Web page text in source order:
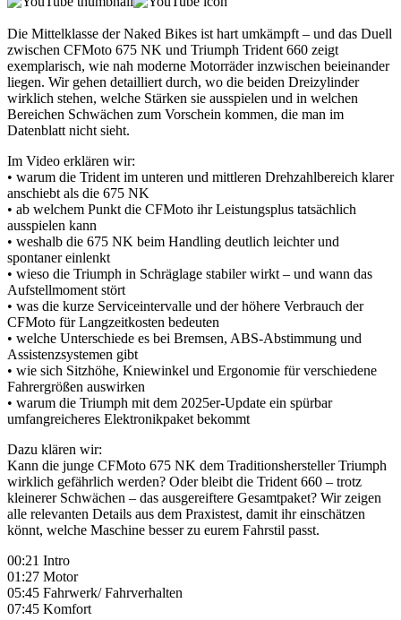
Die Mittelklasse der Naked Bikes ist hart umkämpft – und das Duell
zwischen CFMoto 675 NK und Triumph Trident 660 zeigt
exemplarisch, wie nah moderne Motorräder inzwischen beieinander
liegen. Wir gehen detailliert durch, wo die beiden Dreizylinder
wirklich stehen, welche Stärken sie ausspielen und in welchen
Bereichen Schwächen zum Vorschein kommen, die man im
Datenblatt nicht sieht.
Im Video erklären wir:
• warum die Trident im unteren und mittleren Drehzahlbereich klarer
anschiebt als die 675 NK
• ab welchem Punkt die CFMoto ihr Leistungsplus tatsächlich
ausspielen kann
• weshalb die 675 NK beim Handling deutlich leichter und
spontaner einlenkt
• wieso die Triumph in Schräglage stabiler wirkt – und wann das
Aufstellmoment stört
• was die kurze Serviceintervalle und der höhere Verbrauch der
CFMoto für Langzeitkosten bedeuten
• welche Unterschiede es bei Bremsen, ABS-Abstimmung und
Assistenzsystemen gibt
• wie sich Sitzhöhe, Kniewinkel und Ergonomie für verschiedene
Fahrergrößen auswirken
• warum die Triumph mit dem 2025er-Update ein spürbar
umfangreicheres Elektronikpaket bekommt
Dazu klären wir:
Kann die junge CFMoto 675 NK dem Traditionshersteller Triumph
wirklich gefährlich werden? Oder bleibt die Trident 660 – trotz
kleinerer Schwächen – das ausgereiftere Gesamtpaket? Wir zeigen
alle relevanten Details aus dem Praxistest, damit ihr einschätzen
könnt, welche Maschine besser zu eurem Fahrstil passt.
00:21 Intro
01:27 Motor
05:45 Fahrwerk/ Fahrverhalten
07:45 Komfort